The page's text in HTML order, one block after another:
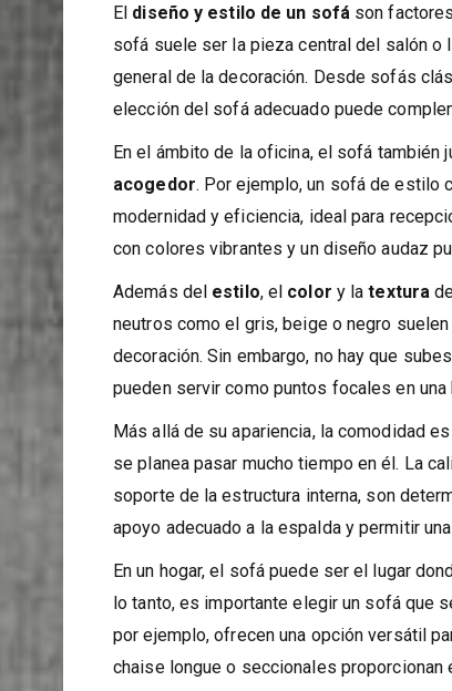
profesional.
Eldiseño y estilo de un sofáson factores
sofá suele ser la pieza central del salón o
general de la decoración. Desde sofás
elección del sofá adecuado puede
En el ámbito de la oficina, el sofá también
acogedor. Por ejemplo, un sofá de estilo
modernidad y eficiencia, ideal para
con colores vibrantes y un diseño audaz
Además delestilo, elcolor y latextura
neutros como el gris, beige o negro
decoración. Sin embargo, no hay que
pueden servir como puntos focales en una
Más allá de su apariencia, la comodidad
se planea pasar mucho tiempo en él. La
soporte de la estructura interna, son
apoyo adecuado a la espalda y permitir
En un hogar, el sofá puede ser el lugar
lo tanto, es importante elegir un sofá que
por ejemplo, ofrecen una opción versátil